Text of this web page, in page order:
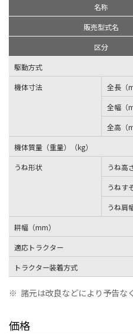
名称
販売型式名
区分
駆動方式
機体寸法
全長（
全幅（
全高（
機体質量（重量）（kg）
うね形状
うね高
うねす
うね肩
耕幅（mm）
適応トラクター
トラクター装着方式
※ 諸元は改良などにより予告な
価格